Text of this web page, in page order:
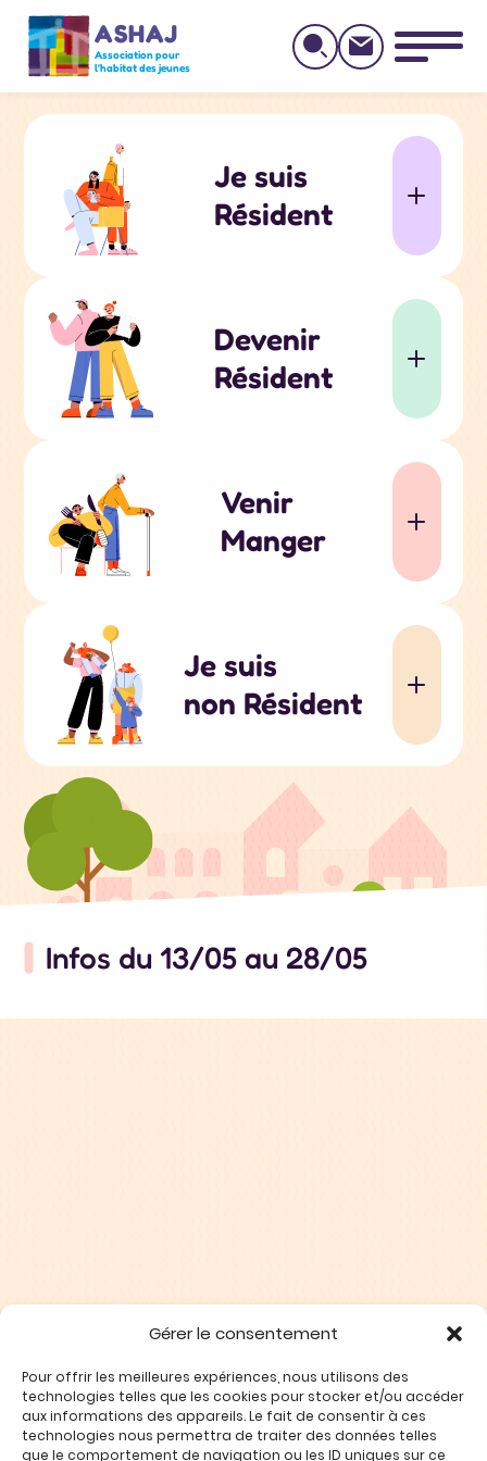
Gérer le consentement
Pour offrir les meilleures expériences, nous utilisons des
technologies telles que les cookies pour stocker et/ou accéder
aux informations des appareils. Le fait de consentir à ces
technologies nous permettra de traiter des données telles
que le comportement de navigation ou les ID uniques sur ce
ASHAJ
Association pour
l'habitat des jeunes
Je suis
Résident
Devenir
Résident
Venir
Manger
Je suis
non Résident
Infos du 13/05 au 28/05
DÉCOUVRIR